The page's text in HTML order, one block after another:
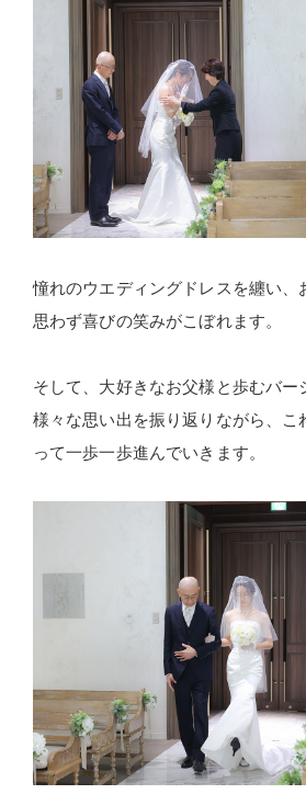
憧れのウエディングドレスを纏い、
思わず喜びの笑みがこぼれます。
そして、大好きなお父様と歩むバー
様々な思い出を振り返りながら、こ
って一歩一歩進んでいきます。